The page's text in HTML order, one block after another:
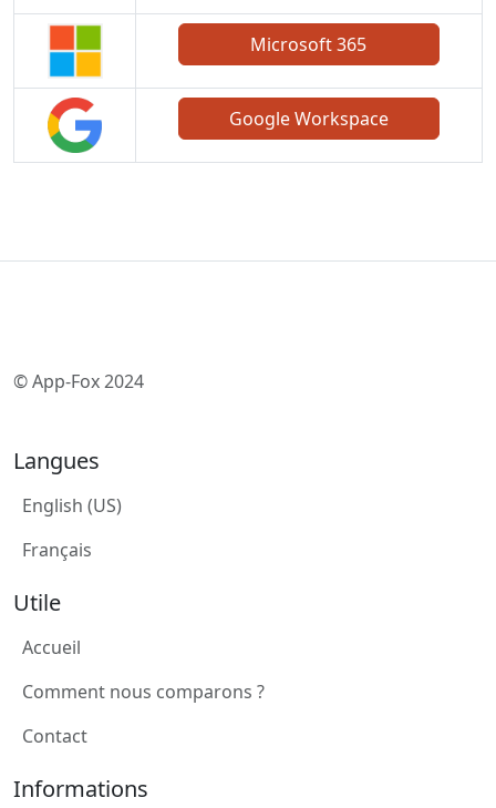
Microsoft 365
Google Workspace
© App-Fox 2024
Langues
English (US)
Français
Utile
Accueil
Comment nous comparons ?
Contact
Informations